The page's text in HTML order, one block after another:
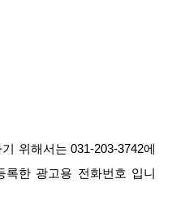
위해서는 031-203-3742에
록한 광고용 전화번호 입니